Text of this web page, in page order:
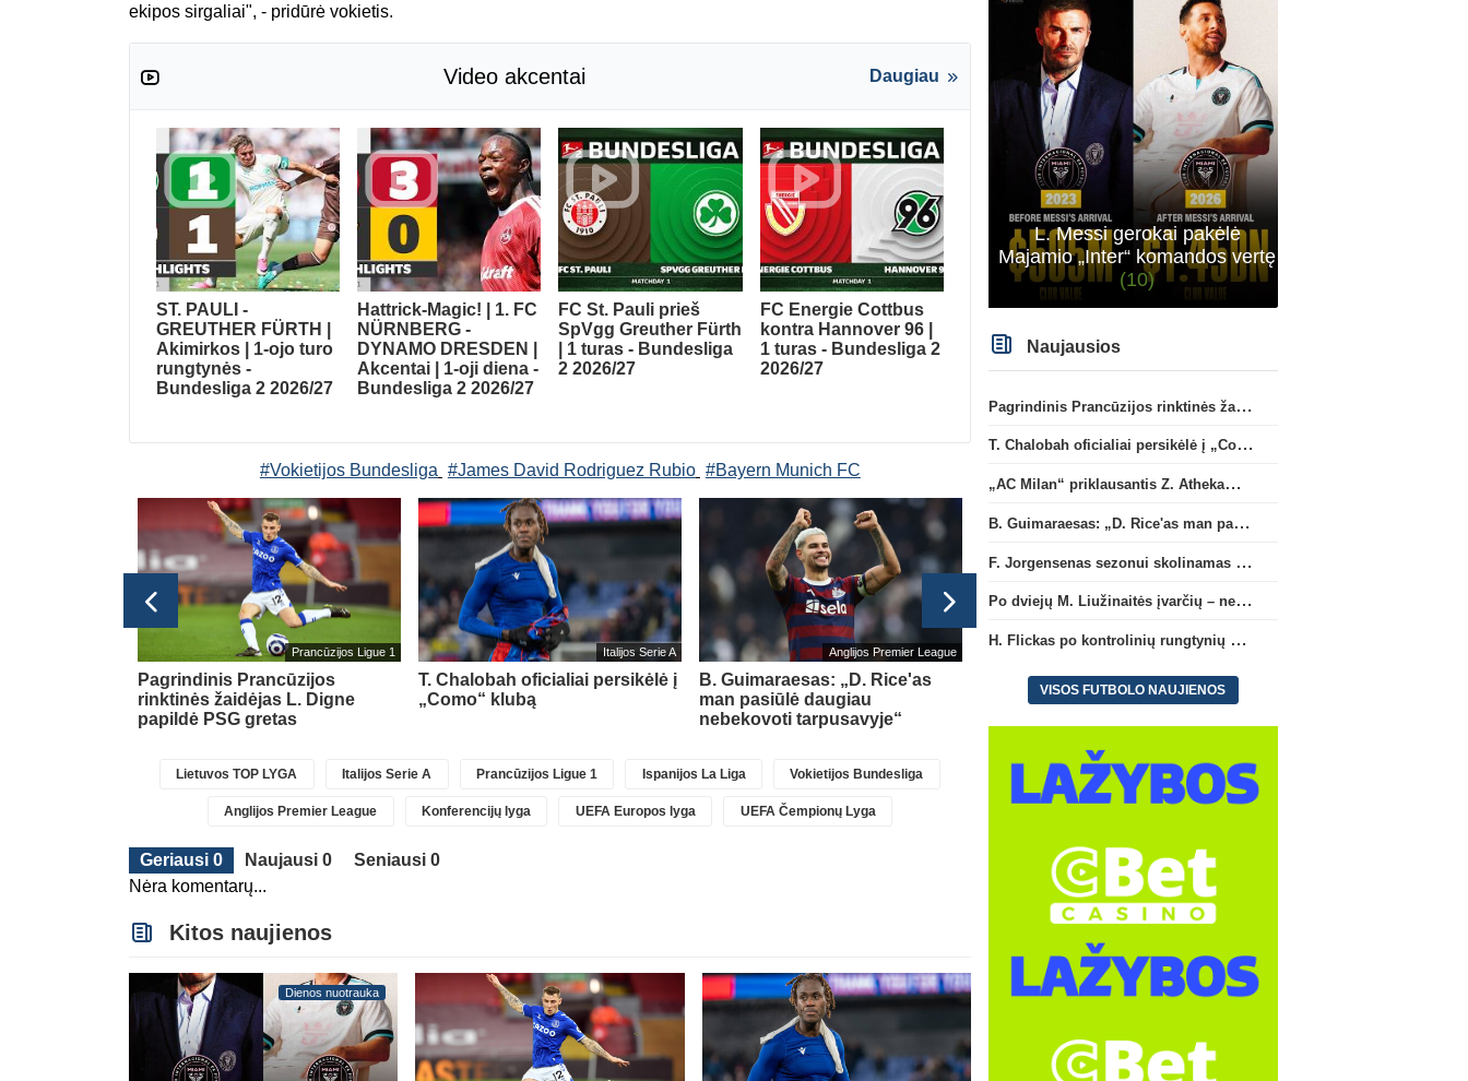
ekipos sirgaliai", - pridūrė vokietis.
Video akcentai Daugiau
ST. PAULI -
GREUTHER FÜRTH |
Akimirkos | 1-ojo turo
rungtynės -
Bundesliga 2 2026/27
Hattrick-Magic! | 1. FC
NÜRNBERG -
DYNAMO DRESDEN |
Akcentai | 1-oji diena -
Bundesliga 2 2026/27
FC St. Pauli prieš
SpVgg Greuther Fürth
| 1 turas - Bundesliga
2 2026/27
FC Energie Cottbus
kontra Hannover 96 |
1 turas - Bundesliga 2
2026/27
#Vokietijos Bundesliga #James David Rodriguez Rubio #Bayern Munich FC
Prancūzijos Ligue 1
Pagrindinis Prancūzijos
rinktinės žaidėjas L. Digne
papildė PSG gretas
Italijos Serie A
T. Chalobah oficialiai persikėlė į
„Como“ klubą
Anglijos Premier League
B. Guimaraesas: „D. Rice'as
man pasiūlė daugiau
nebekovoti tarpusavyje“
Prancūzijos Ligue 1
F. Jorgensenas sezonui
skolinamas dukterinei ekipai
Lietuvos TOP LYGA Italijos Serie A Prancūzijos Ligue 1 Ispanijos La Liga Vokietijos Bundesliga
Anglijos Premier League Konferencijų lyga UEFA Europos lyga UEFA Čempionų Lyga
Geriausi 0 Naujausi 0
Seniausi 0
Nėra komentarų...
Kitos naujienos
Dienos nuotrauka
L. Messi gerokai pakėlė
Majamio „Inter“ komandos vertę
(10)
Naujausios
Pagrindinis Prancūzijos rinktinės žaidėjas L. Digne papildė PSG gretas
T. Chalobah oficialiai persikėlė į „Como“ klubą
„AC Milan“ priklausantis Z. Athekame sezonui skolinamas „Lyon“ ekipai
B. Guimaraesas: „D. Rice'as man pasiūlė daugiau nebekovoti tarpusavyje“
F. Jorgensenas sezonui skolinamas dukterinei ekipai „RC Strasbourg“
Po dviejų M. Liužinaitės įvarčių – nelengva pergalė prieš „Bangą“
H. Flickas po kontrolinių rungtynių atsisveikino su R. Araujo
VISOS FUTBOLO NAUJIENOS